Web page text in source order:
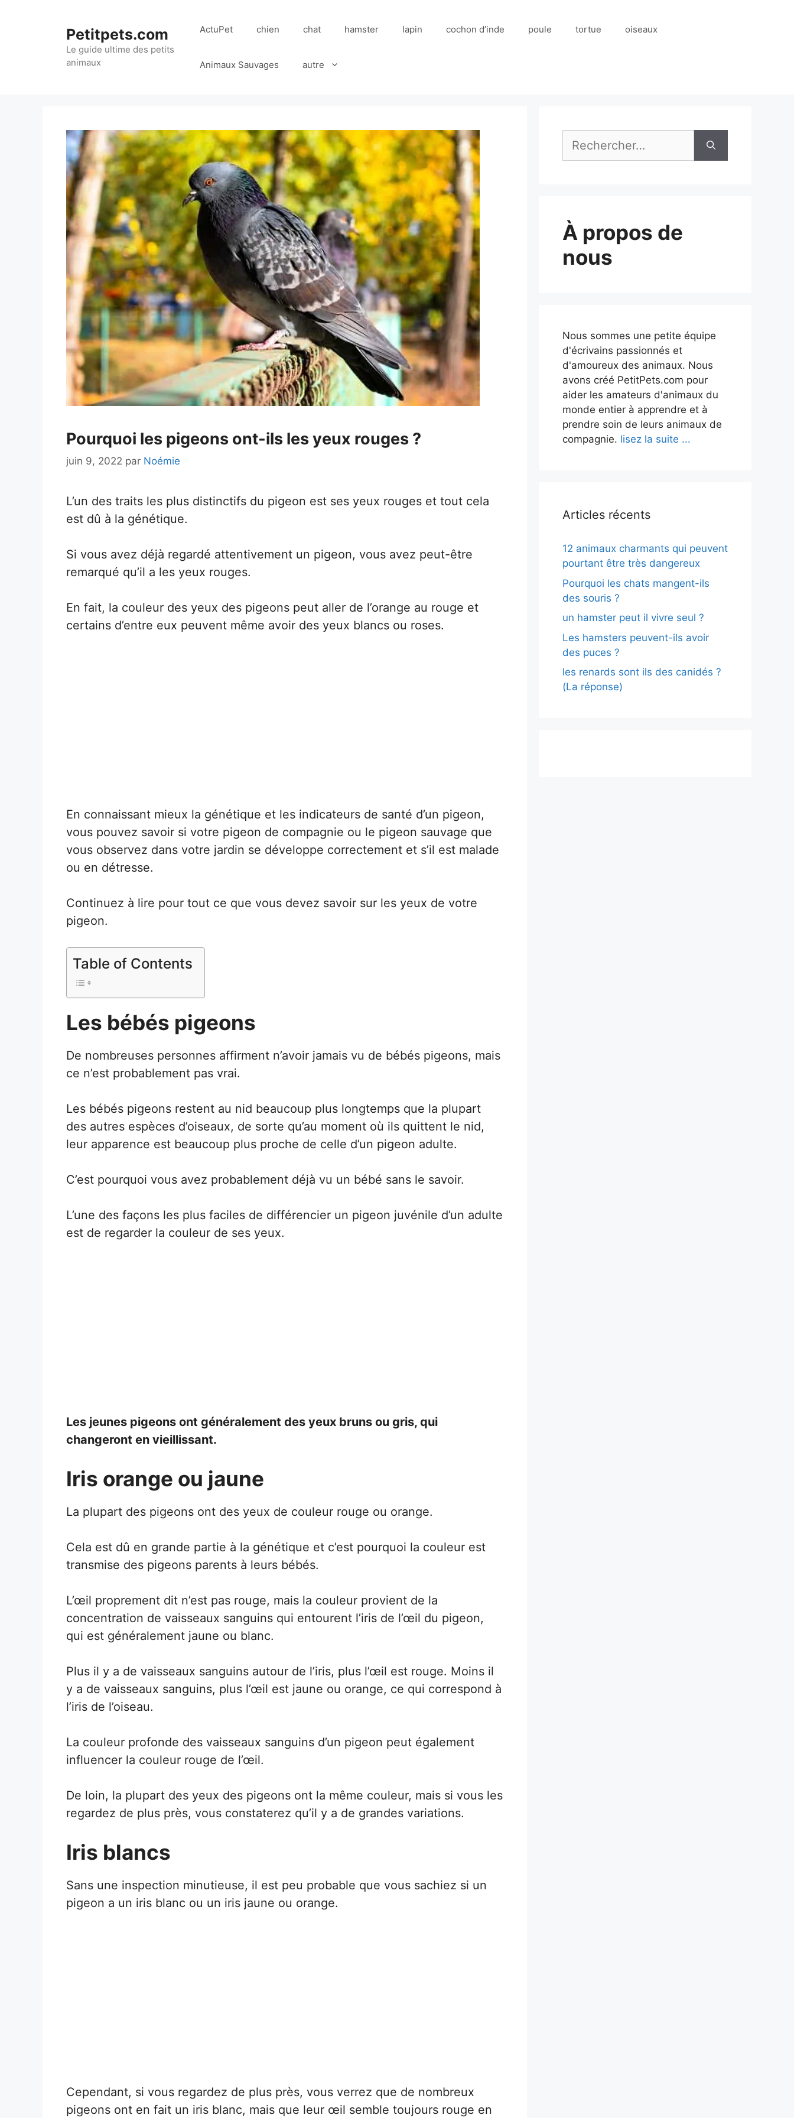
Petitpets.com
Le guide ultime des petits
animaux
ActuPet chien chat hamster lapin cochon d’inde poule tortue oiseaux
Animaux Sauvages autre
Pourquoi les pigeons ont-ils les yeux rouges ?
juin 9, 2022 par Noémie
L’un des traits les plus distinctifs du pigeon est ses yeux rouges et tout cela
est dû à la génétique.
Si vous avez déjà regardé attentivement un pigeon, vous avez peut-être
remarqué qu’il a les yeux rouges.
En fait, la couleur des yeux des pigeons peut aller de l’orange au rouge et
certains d’entre eux peuvent même avoir des yeux blancs ou roses.
En connaissant mieux la génétique et les indicateurs de santé d’un pigeon,
vous pouvez savoir si votre pigeon de compagnie ou le pigeon sauvage que
vous observez dans votre jardin se développe correctement et s’il est malade
ou en détresse.
Continuez à lire pour tout ce que vous devez savoir sur les yeux de votre
pigeon.
Table of Contents
Les bébés pigeons
De nombreuses personnes affirment n’avoir jamais vu de bébés pigeons, mais
ce n’est probablement pas vrai.
Les bébés pigeons restent au nid beaucoup plus longtemps que la plupart
des autres espèces d’oiseaux, de sorte qu’au moment où ils quittent le nid,
leur apparence est beaucoup plus proche de celle d’un pigeon adulte.
C’est pourquoi vous avez probablement déjà vu un bébé sans le savoir.
L’une des façons les plus faciles de différencier un pigeon juvénile d’un adulte
est de regarder la couleur de ses yeux.
Les jeunes pigeons ont généralement des yeux bruns ou gris, qui
changeront en vieillissant.
Iris orange ou jaune
La plupart des pigeons ont des yeux de couleur rouge ou orange.
Cela est dû en grande partie à la génétique et c’est pourquoi la couleur est
transmise des pigeons parents à leurs bébés.
L’œil proprement dit n’est pas rouge, mais la couleur provient de la
concentration de vaisseaux sanguins qui entourent l’iris de l’œil du pigeon,
qui est généralement jaune ou blanc.
Plus il y a de vaisseaux sanguins autour de l’iris, plus l’œil est rouge. Moins il
y a de vaisseaux sanguins, plus l’œil est jaune ou orange, ce qui correspond à
l’iris de l’oiseau.
La couleur profonde des vaisseaux sanguins d’un pigeon peut également
influencer la couleur rouge de l’œil.
De loin, la plupart des yeux des pigeons ont la même couleur, mais si vous les
regardez de plus près, vous constaterez qu’il y a de grandes variations.
Iris blancs
Sans une inspection minutieuse, il est peu probable que vous sachiez si un
pigeon a un iris blanc ou un iris jaune ou orange.
Cependant, si vous regardez de plus près, vous verrez que de nombreux
pigeons ont en fait un iris blanc, mais que leur œil semble toujours rouge en
À propos de
nous
Nous sommes une petite équipe
d'écrivains passionnés et
d'amoureux des animaux. Nous
avons créé PetitPets.com pour
aider les amateurs d'animaux du
monde entier à apprendre et à
prendre soin de leurs animaux de
compagnie. lisez la suite ...
Articles récents
12 animaux charmants qui peuvent
pourtant être très dangereux
Pourquoi les chats mangent-ils
des souris ?
un hamster peut il vivre seul ?
Les hamsters peuvent-ils avoir
des puces ?
les renards sont ils des canidés ?
(La réponse)